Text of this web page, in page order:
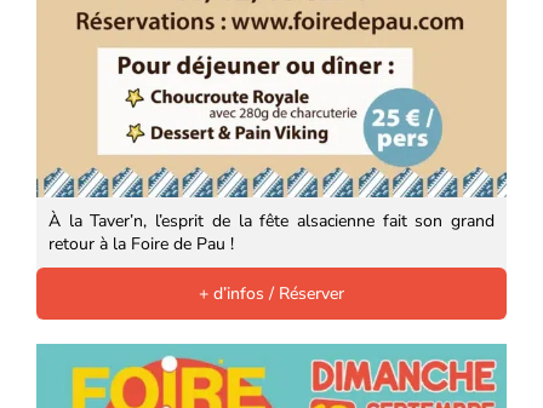
À la Taver’n, l’esprit de la fête alsacienne fait son grand
retour à la Foire de Pau !
+ d’infos / Réserver